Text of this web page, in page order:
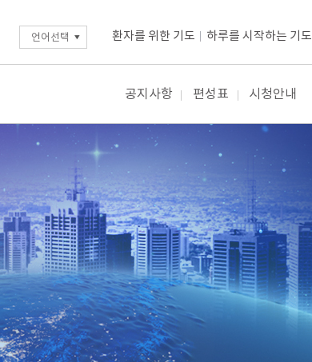
언어선택 환자를 위한 기도 하루를 시작하는 기도
공지사항 편성표 시청안내